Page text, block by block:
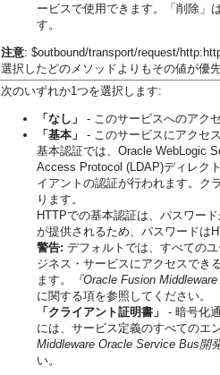
ービスで使用できます。「削除」
す。
注意: $outbound/transport/request/
選択したどのメソッドよりもその値が優
次のいずれか1つを選択します:
「なし」
- このサービスへのアク
「基本」
- このサービスにアクセ
基本認証では、Oracle WebLogic
Access Protocol (LDAP)ディレク
イアントの認証が行われます。ク
ります。
HTTPでの基本認証は、パスワー
が提供されるため、パスワードは
警告: デフォルトでは、すべての
ジネス・サービスにアクセスでき
ます。
『Oracle Fusion
に関する項を参照してください。
「クライアント証明書」
- 暗号化
には、サービス定義のすべてのエ
Middleware Oracle Service Bus開
い。